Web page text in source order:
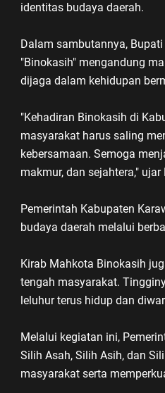
identitas budaya daerah.
Dalam sambutannya,
"Binokasih" mengandung
dijaga dalam kehidupan
"Kehadiran Binokasih di
masyarakat harus saling
kebersamaan. Semoga
makmur, dan sejahtera," ujar
Pemerintah Kabupaten
budaya daerah melalui
Kirab Mahkota Binokasih
tengah masyarakat.
leluhur terus hidup dan
Melalui kegiatan ini,
Silih Asah, Silih Asih, dan
masyarakat serta